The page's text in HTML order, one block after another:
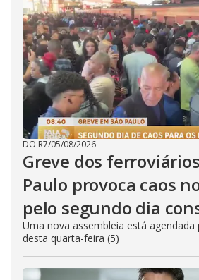
DO R7/05/08/2026
Greve dos
Paulo provoca caos
pelo segundo dia
Uma nova assembleia está agendada
desta quarta-feira (5)